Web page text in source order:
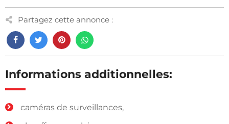
Partagez cette annonce :
Informations additionnelles:
caméras de surveillances,